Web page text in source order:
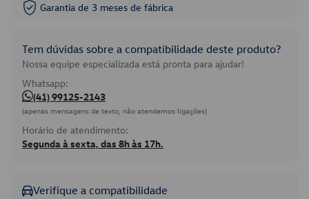
Garantia de 3 meses de fábrica
Tem dúvidas sobre a compatibilidade deste produto?
Nossa equipe especializada está pronta para ajudar!
Whatsapp:
(41) 99125-2143
(apenas mensagens de texto, não atendemos ligações)
Horário de atendimento:
Segunda à sexta, das 8h às 17h.
Verifique a compatibilidade